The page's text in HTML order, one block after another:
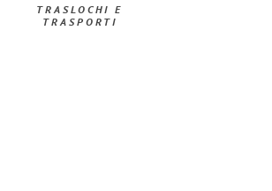
TRASLOCHI E
TRASPORTI​